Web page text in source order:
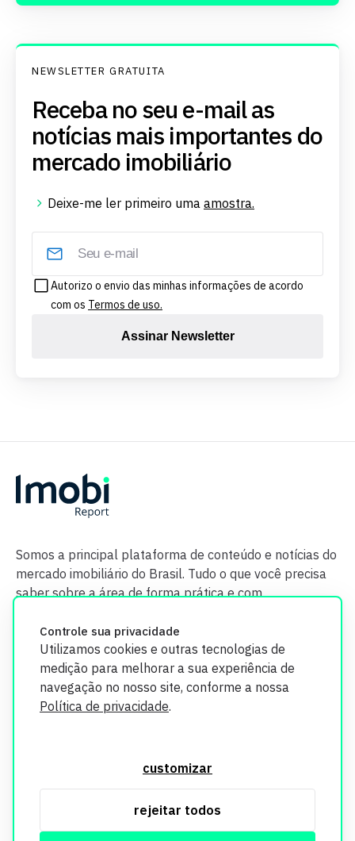
Controle sua privacidade
Utilizamos cookies e outras tecnologias de
medição para melhorar a sua experiência de
navegação no nosso site, conforme a nossa
Política de privacidade.
customizar
rejeitar todos
NEWSLETTER GRATUITA
Receba no seu e-mail as
notícias mais importantes do
mercado imobiliário
Deixe-me ler primeiro uma amostra.
Autorizo o envio das minhas informações de acordo
com os Termos de uso.
Assinar Newsletter
Somos a principal plataforma de conteúdo e notícias do
mercado imobiliário do Brasil. Tudo o que você precisa
saber sobre a área de forma prática e com
segurança. Todos os dados coletados em nosso site são
utilizados exclusivamente para fins de aprimoramento de
informações, consulte nossa Política de Privacidade.